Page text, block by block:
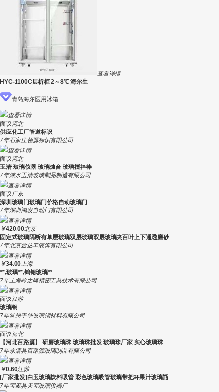
查看详情
HYC-1100C层析柜 2～8℃ 海尔生
青岛海尔医用冰箱
查看详情
面议河北
供应化工厂管道标识
7年石家庄领源标识有限公司
查看详情
面议河北
玉清 玻璃仪器 玻璃烛台 玻璃搅拌棒
7年涞水玉清玻璃制品制造有限公司
查看详情
面议广东
深圳玻璃门玻璃门价格自动玻璃门
7年深圳鸿发自动门有限公司
查看详情
￥420.00北京
固定式玻璃隔断有单层玻璃双层玻璃双层玻璃夹百叶上下通透磨砂
7年北京金达丰装饰有限公司
查看详情
￥34.00上海
**,玻璃**,钨钢玻璃**
7年上海岭之崎精密工具技术有限公司
查看详情
面议江苏
玻璃钢
7年常州平华玻璃钢材料有限公司
查看详情
面议河北
【河北百路源】 研磨玻璃珠 玻璃珠批发 玻璃珠厂家 实心玻璃珠
7年永清县百路源玻璃制品有限公司
查看详情
￥0.60江苏
[厂家批发]白玉玻璃饮料吸管 彩色玻璃吸管玻璃带把杯果汁玻璃瓶
7年宝应县天宝玻璃仪器厂